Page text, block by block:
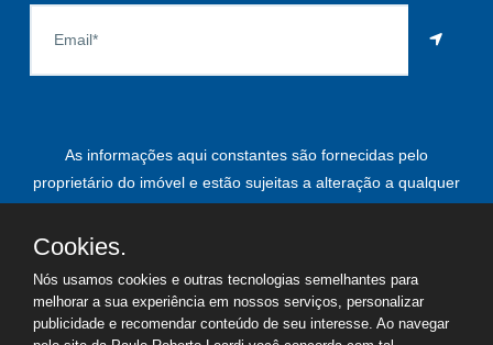
As informações aqui constantes são fornecidas pelo
proprietário do imóvel e estão sujeitas a alteração a qualquer
momento.
©2026 Copyright - Paulo Roberto Leardi | Todos os direitos
reservados
Cookies.
Nós usamos cookies e outras tecnologias semelhantes para
melhorar a sua experiência em nossos serviços, personalizar
publicidade e recomendar conteúdo de seu interesse. Ao navegar